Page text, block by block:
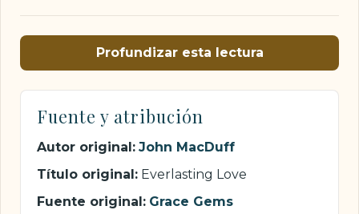
Profundizar esta lectura
Fuente y atribución
Autor original: John MacDuff
Título original: Everlasting Love
Fuente original: Grace Gems